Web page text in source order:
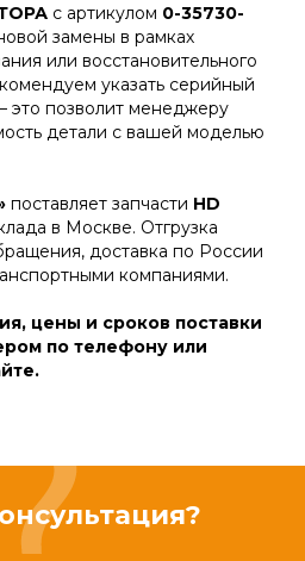
с артикулом 0-35730-
замены в рамках
или восстановительного
указать серийный
позволит менеджеру
детали с вашей моделью
поставляет запчасти HD
в Москве. Отгрузка
доставка по России
компаниями.
цены и сроков поставки
по телефону или